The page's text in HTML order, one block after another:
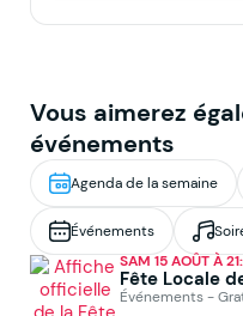
Vous aimerez
événements
Agenda de la semaine
Événements
SAM 15 AOÛT À
Fête Locale
Événements -